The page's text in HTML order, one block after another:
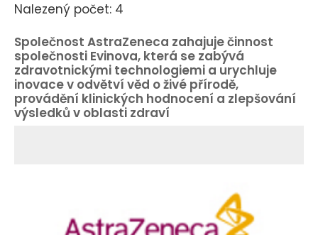
Nalezený počet: 4
Společnost AstraZeneca zahajuje činnost
společnosti Evinova, která se zabývá
zdravotnickými technologiemi a urychluje
inovace v odvětví věd o živé přírodě,
provádění klinických hodnocení a zlepšování
výsledků v oblasti zdraví